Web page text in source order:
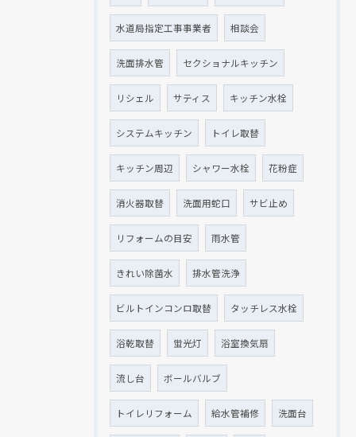
水道局指定工事事業者 相談会
洗面排水管 セクショナルキッチン
リシェル サティス キッチン水栓
システムキッチン トイレ取替
キッチン周辺 シャワー水栓 花粉症
消火器取替 洗面用蛇口 サビ止め
リフォームの目安 雨水管
きれい除菌水 排水管洗浄
ビルトインコンロ取替 タッチレス水栓
浴乾取替 蛍光灯 浴室換気扇
流し台 ボールバルブ
トイレリフォーム 給水管補修 洗面台